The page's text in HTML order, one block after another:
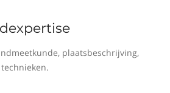
plaatsbeschrijving,